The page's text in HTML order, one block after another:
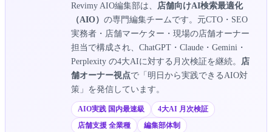
Revimy AIO編集部は、
店舗向けAI検索最適化
（AIO） の専門編集チームです。元CTO・SEO
実務者・店舗マーケター・現場の店舗オーナー
担当で構成され、ChatGPT・Claude・Gemini・
Perplexity の4大AIに対する月次検証を継続。
店
舗オーナー視点で「明日から実践できるAIO対
策」を発信しています。
AIO実践 国内最速級
4大AI 月次検証
店舗支援 全業種
編集部体制